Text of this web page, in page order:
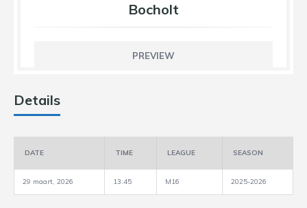
Bocholt
PREVIEW
Details
DATE TIME LEAGUE SEASON
29 maart, 2026 13:45 M16 2025-2026